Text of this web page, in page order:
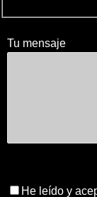
Tu mensaje
He leído y